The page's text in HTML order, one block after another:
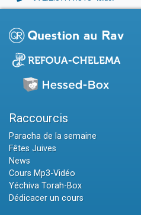
Raccourcis
Paracha de la semaine
Fêtes Juives
News
Cours Mp3-Vidéo
Yéchiva Torah-Box
Dédicacer un cours